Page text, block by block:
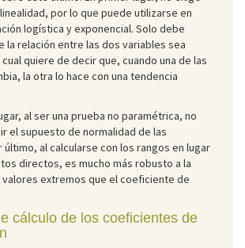
por lo que puede utilizarse en
logística y exponencial. Solo debe
la relación entre las dos variables sea
quiere de decir que, cuando una de las
la otra lo hace con una tendencia
al ser una prueba no paramétrica, no
el supuesto de normalidad de las
último, al calcularse con los rangos en lugar
directos, es mucho más robusto a la
extremos que el coeficiente de
cálculo de los coeficientes de